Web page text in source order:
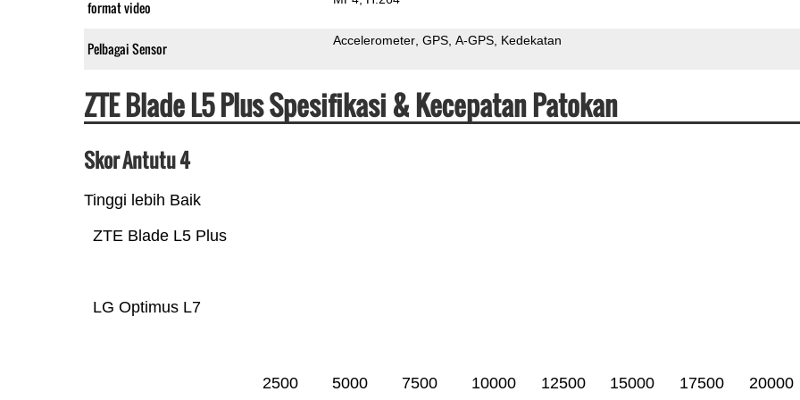
format video
Pelbagai Sensor Accelerometer GPS A-GPS Kedekatan
ZTE Blade L5 Plus Spesifikasi & Kecepatan Patokan
Skor Antutu 4
Tinggi lebih Baik
LG Optimus L7
ZTE Blade L5 Plus
2500 5000 7500 10000 12500 15000 17500 20000